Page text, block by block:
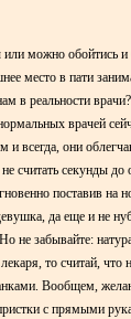
можно обойтись и
место в пати
в реальности
врачей
и всегда, они
считать секунды
поставив
да еще и не
не забывайте:
то считай, что
Вообщем,
с прямыми